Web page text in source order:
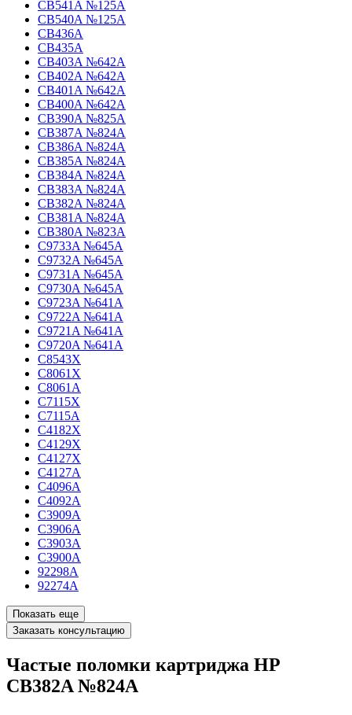
CB541A №125A
CB540A №125A
CB436A
CB435A
CB403A №642A
CB402A №642A
CB401A №642A
CB400A №642A
CB390A №825A
CB387A №824A
CB386A №824A
CB385A №824A
CB384A №824A
CB383A №824A
CB382A №824A
CB381A №824A
CB380A №823A
C9733A №645A
C9732A №645A
C9731A №645A
C9730A №645A
C9723A №641A
C9722A №641A
C9721A №641A
C9720A №641A
C8543X
C8061X
C8061A
C7115X
C7115A
C4182X
C4129X
C4127X
C4127A
C4096A
C4092A
C3909A
C3906A
C3903A
C3900A
92298A
92274A
Показать еще
Заказать консультацию
Частые поломки картриджа HP
CB382A №824A